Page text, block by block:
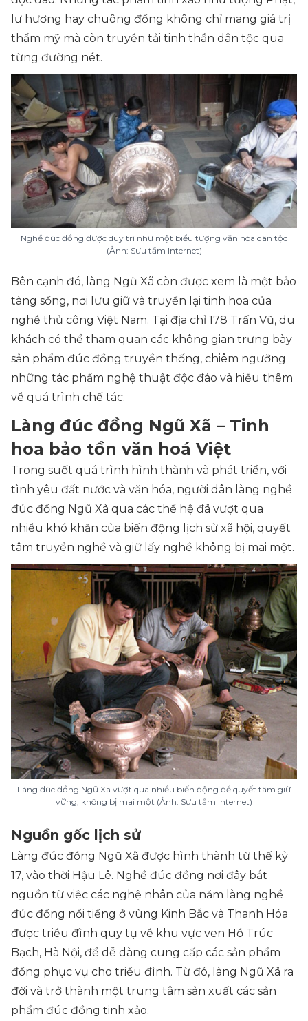
lư hương hay chuông đồng không chỉ mang giá trị
thẩm mỹ mà còn truyền tải tinh thần dân tộc qua
từng đường nét.
Nghề đúc đồng được duy trì như một biểu tượng văn hóa dân tộc
(Ảnh: Sưu tầm Internet)
Bên cạnh đó, làng Ngũ Xã còn được xem là một bảo
tàng sống, nơi lưu giữ và truyền lại tinh hoa của
nghề thủ công Việt Nam. Tại địa chỉ 178 Trấn Vũ, du
khách có thể tham quan các không gian trưng bày
sản phẩm đúc đồng truyền thống, chiêm ngưỡng
những tác phẩm nghệ thuật độc đáo và hiểu thêm
về quá trình chế tác.
Làng đúc đồng Ngũ Xã – Tinh
hoa bảo tồn văn hoá Việt
Trong suốt quá trình hình thành và phát triển, với
tình yêu đất nước và văn hóa, người dân làng nghề
đúc đồng Ngũ Xã qua các thế hệ đã vượt qua
nhiều khó khăn của biến động lịch sử xã hội, quyết
tâm truyền nghề và giữ lấy nghề không bị mai một.
Làng đúc đồng Ngũ Xã vượt qua nhiều biến động để quyết tâm giữ
vững, không bị mai một (Ảnh: Sưu tầm Internet)
Nguồn gốc lịch sử
Làng đúc đồng Ngũ Xã được hình thành từ thế kỷ
17, vào thời Hậu Lê. Nghề đúc đồng nơi đây bắt
nguồn từ việc các nghệ nhân của năm làng nghề
đúc đồng nổi tiếng ở vùng Kinh Bắc và Thanh Hóa
được triều đình quy tụ về khu vực ven Hồ Trúc
Bạch, Hà Nội, để dễ dàng cung cấp các sản phẩm
đồng phục vụ cho triều đình. Từ đó, làng Ngũ Xã ra
đời và trở thành một trung tâm sản xuất các sản
phẩm đúc đồng tinh xảo.